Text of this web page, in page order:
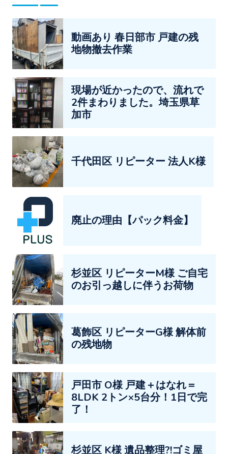
動画あり 春日部市 戸建の残
地物撤去作業
現場が近かったので、流れで
2件まわりました。埼玉県草
加市
千代田区 リピーター 法人K様
廃止の理由【パック料金】
杉並区 リピーターM様 ご自宅
のお引っ越しに伴うお荷物
葛飾区 リピーターG様 解体前
の残地物
戸田市 O様 戸建＋はなれ＝
8LDK 2トン×5台分！1日で完
了！
杉並区 K様 遺品整理?!ゴミ屋